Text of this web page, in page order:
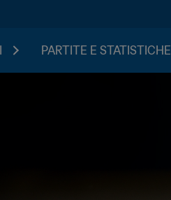
PARTITE E STATISTICHE